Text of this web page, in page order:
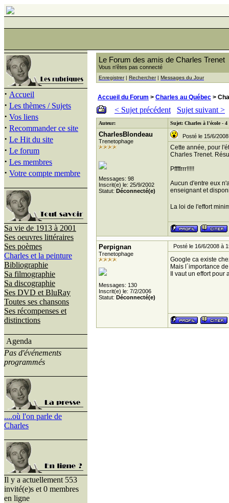
· Accueil
· Les thèmes / Sujets
· Vos liens
· Recommander ce site
· Le Hit du site
· Le forum
· Les membres
· Votre compte membre
Sa vie de 1913 à 2001
Ses oeuvres littéraires
Ses poèmes
Charles et la peinture
Bibliographie
Sa filmographie
Sa discographie
Ses DVD et BluRay
Toutes ses chansons
Ses récompenses et
distinctions
Agenda
Pas d'événements
programmés
....où l'on parle de
Charles
Il y a actuellement 553
invité(e)s et 0 membres
en ligne
Le Forum des amis de Charles Trenet
Vous n'êtes pas connecté
Enregistrer| Rechercher| Messages du Jour
Accueil du Forum > Charles au Québec >
< Sujet précédent Sujet suivant >
Auteur: Sujet: Charles à l'école -
CharlesBlondeau
Trenetophage
Messages: 98
Inscrit(e) le: 25/9/2002
Statut: Déconnecté(e)
Posté le 15/6/
Cette année, pour
Charles Trenet.
Pffffrrr!!!!!
Aucun d'entre eux
enseignant et
La loi de l'effort
Perpignan
Trenetophage
Messages: 130
Inscrit(e) le: 7/2/2006
Statut: Déconnecté(e)
Posté le 16/6/2008 à
Google ca existe
Mais l´importance
Il vaut un effort